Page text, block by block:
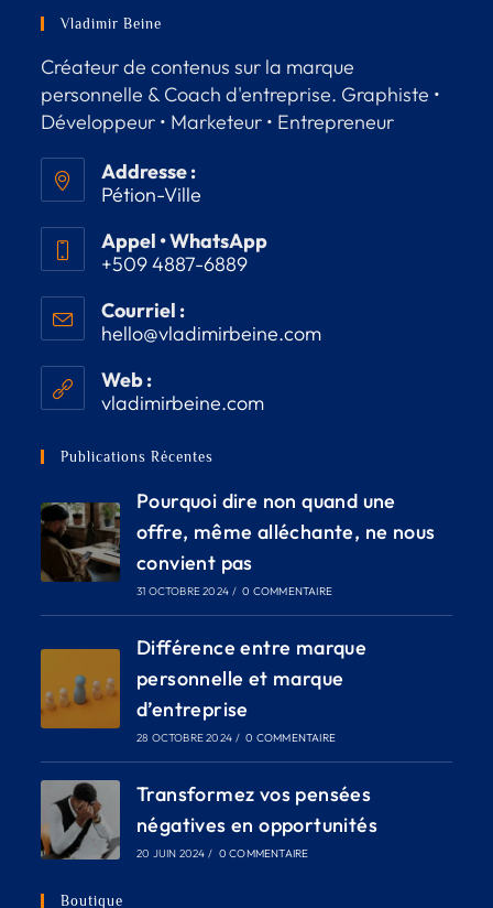
Vladimir Beine
Créateur de contenus sur la marque
personnelle & Coach d'entreprise. Graphiste •
Développeur • Marketeur • Entrepreneur
Addresse :
Pétion-Ville
Appel • WhatsApp
+509 4887-6889
Courriel :
hello@vladimirbeine.com
Web :
vladimirbeine.com
Publications Récentes
Pourquoi dire non quand une
offre, même alléchante, ne nous
convient pas
31 OCTOBRE 2024 / 0 COMMENTAIRE
Différence entre marque
personnelle et marque
d’entreprise
28 OCTOBRE 2024 / 0 COMMENTAIRE
Transformez vos pensées
négatives en opportunités
20 JUIN 2024 / 0 COMMENTAIRE
Boutique